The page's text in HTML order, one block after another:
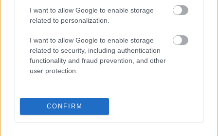
I want to allow Google to enable storage
related to personalization.
I want to allow Google to enable storage
related to security, including authentication
functionality and fraud prevention, and other
user protection.
CONFIRM